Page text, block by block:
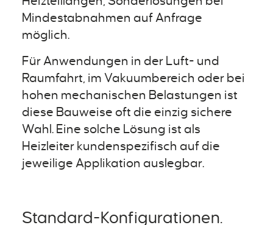
Mindestabnahmen auf Anfrage
möglich.
Für Anwendungen in der Luft- und
Raumfahrt, im Vakuumbereich oder bei
hohen mechanischen Belastungen ist
diese Bauweise oft die einzig sichere
Wahl. Eine solche Lösung ist als
Heizleiter kundenspezifisch auf die
jeweilige Applikation auslegbar.
Standard-Konfigurationen.